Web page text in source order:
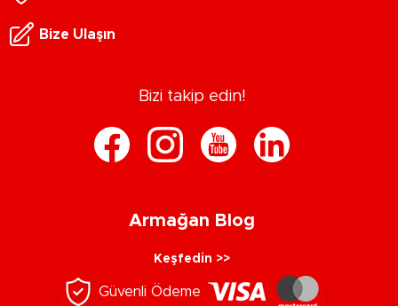
Bize Ulaşın
Bizi takip edin!
Armağan Blog
Keşfedin >>
Güvenli Ödeme